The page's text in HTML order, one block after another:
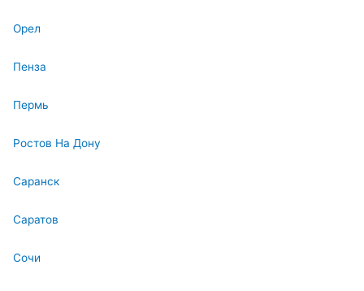
Орел
Пенза
Пермь
Ростов На Дону
Саранск
Саратов
Сочи